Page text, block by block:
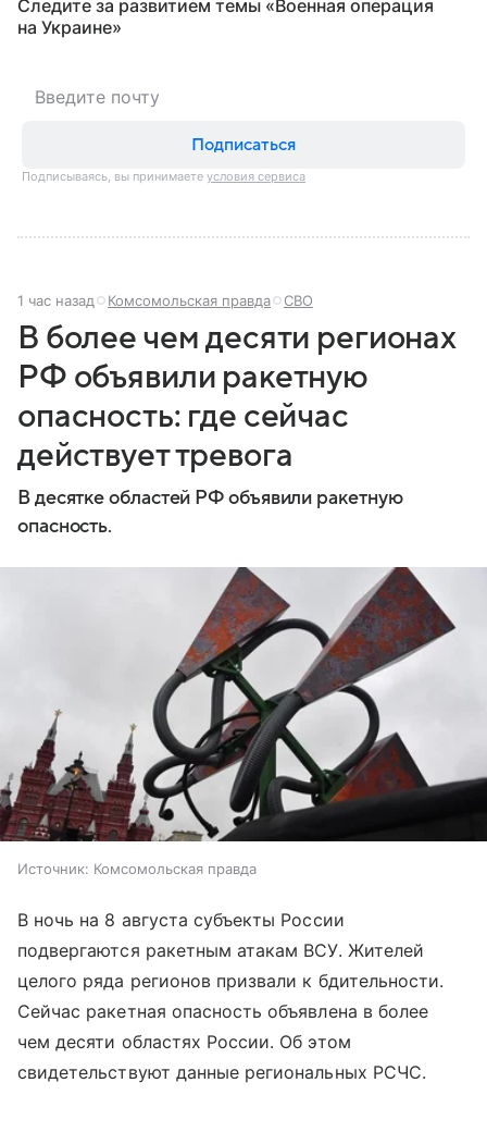
Следите за развитием темы «Военная операция
на Украине»
Подписаться
Подписываясь, вы принимаете условия сервиса
1 час назад Комсомольская правда СВО
В более чем десяти регионах
РФ объявили ракетную
опасность: где сейчас
действует тревога
В десятке областей РФ объявили ракетную
опасность.
Источник: Комсомольская правда
В ночь на 8 августа субъекты России
подвергаются ракетным атакам ВСУ. Жителей
целого ряда регионов призвали к бдительности.
Сейчас ракетная опасность объявлена в более
чем десяти областях России. Об этом
свидетельствуют данные региональных РСЧС.